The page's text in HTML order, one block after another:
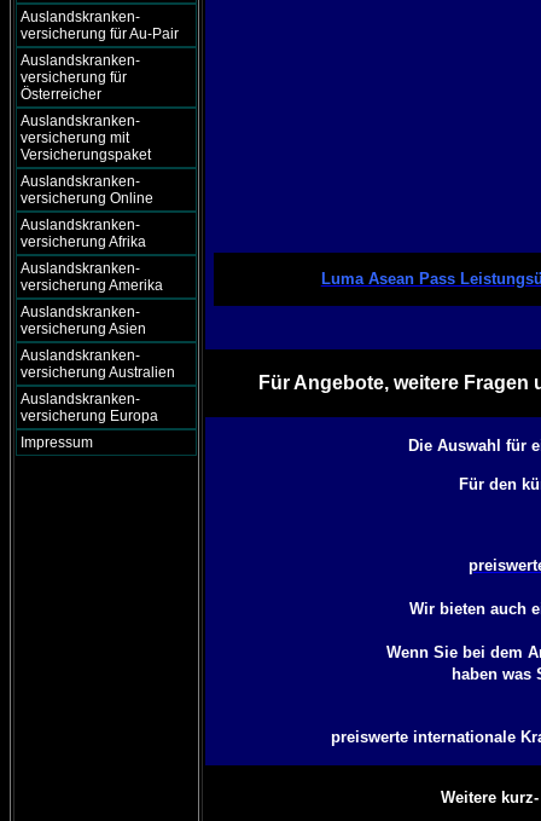
Auslandskranken-
versicherung für Au-Pair
Auslandskranken-
versicherung für
Österreicher
Auslandskranken-
versicherung mit
Versicherungspaket
Auslandskranken-
versicherung Online
Auslandskranken-
versicherung Afrika
Auslandskranken-
versicherung Amerika
Auslandskranken-
versicherung Asien
Auslandskranken-
versicherung Australien
Auslandskranken-
versicherung Europa
Impressum
Luma Asean Pass
Für Angebote, weitere
Die Auswahl für
Für den
Wir bieten auch
Wenn Sie bei dem
haben was
preiswerte internationale
Weitere